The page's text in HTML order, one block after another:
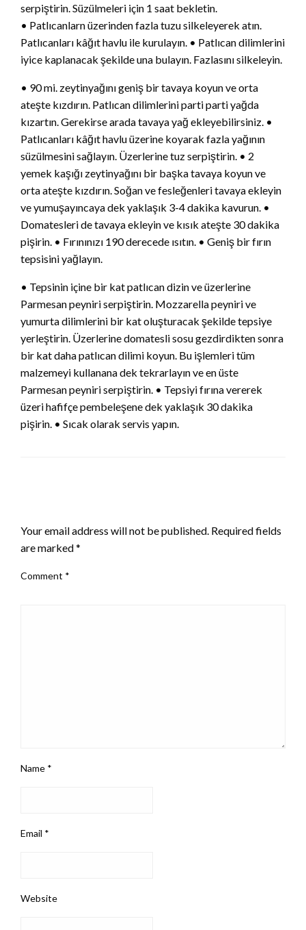
serpiştirin. Süzülmeleri için 1 saat bekletin.
• Patlıcanlarn üzerinden fazla tuzu silkeleyerek atın.
Patlıcanları kâğıt havlu ile kurulayın. • Patlıcan dilimlerini
iyice kaplanacak şekilde una bulayın. Fazlasını silkeleyin.
• 90 mi. zeytinyağını geniş bir tavaya koyun ve orta
ateşte kızdırın. Patlıcan dilimlerini parti parti yağda
kızartın. Gerekirse arada tavaya yağ ekleyebilirsiniz. •
Patlıcanları kâğıt havlu üzerine koyarak fazla yağının
süzülmesini sağlayın. Üzerlerine tuz serpiştirin. • 2
yemek kaşığı zeytinyağını bir başka tavaya koyun ve
orta ateşte kızdırın. Soğan ve fesleğenleri tavaya ekleyin
ve yumuşayıncaya dek yaklaşık 3-4 dakika kavurun. •
Domatesleri de tavaya ekleyin ve kısık ateşte 30 dakika
pişirin. • Fırınınızı 190 derecede ısıtın. • Geniş bir fırın
tepsisini yağlayın.
• Tepsinin içine bir kat patlıcan dizin ve üzerlerine
Parmesan peyniri serpiştirin. Mozzarella peyniri ve
yumurta dilimlerini bir kat oluşturacak şekilde tepsiye
yerleştirin. Üzerlerine domatesli sosu gezdirdikten sonra
bir kat daha patlıcan dilimi koyun. Bu işlemleri tüm
malzemeyi kullanana dek tekrarlayın ve en üste
Parmesan peyniri serpiştirin. • Tepsiyi fırına vererek
üzeri hafifçe pembeleşene dek yaklaşık 30 dakika
pişirin. • Sıcak olarak servis yapın.
Your email address will not be published. Required fields
are marked*
Comment *
Name *
Email *
Website